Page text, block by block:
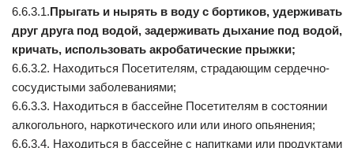
6.6.3.1.Прыгать и нырять в воду с бортиков, удерживать
друг друга под водой, задерживать дыхание под водой,
кричать, использовать акробатические прыжки;
6.6.3.2. Находиться Посетителям, страдающим сердечно-
сосудистыми заболеваниями;
6.6.3.3. Находиться в бассейне Посетителям в состоянии
алкогольного, наркотического или или иного опьянения;
6.6.3.4. Находиться в бассейне с напитками или продуктами